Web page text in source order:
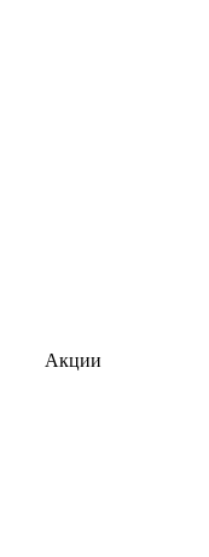
Акции